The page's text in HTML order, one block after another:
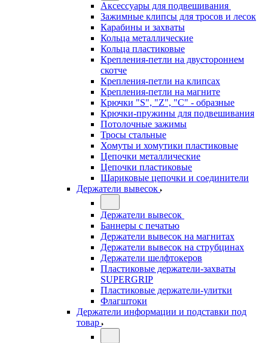
Аксессуары для подвешивания
Зажимные клипсы для тросов и лесок
Карабины и захваты
Кольца металлические
Кольца пластиковые
Крепления-петли на двустороннем
скотче
Крепления-петли на клипсах
Крепления-петли на магните
Крючки "S", "Z", "C" - образные
Крючки-пружины для подвешивания
Потолочные зажимы
Тросы стальные
Хомуты и хомутики пластиковые
Цепочки металлические
Цепочки пластиковые
Шариковые цепочки и соединители
Держатели вывесок
Держатели вывесок
Баннеры с печатью
Держатели вывесок на магнитах
Держатели вывесок на струбцинах
Держатели шелфтокеров
Пластиковые держатели-захваты
SUPERGRIP
Пластиковые держатели-улитки
Флагштоки
Держатели информации и подставки под
товар